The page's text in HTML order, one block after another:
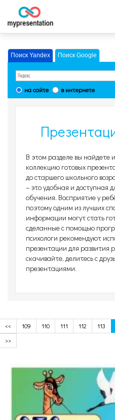
Поиск Yandex Поиск Google
на сайте в интернете
В этом разделе вы найдете
коллекцию готовых
до старшего школьного
– это удобная и доступная
обучения. Восприятие у
поэтому одним из лучших
информации могут стать
сделанные с помощью
психологи рекомендуют
презентации для развития
скачивайте, делитесь с
презентациями.
<< 109 110 111 112 113
>>